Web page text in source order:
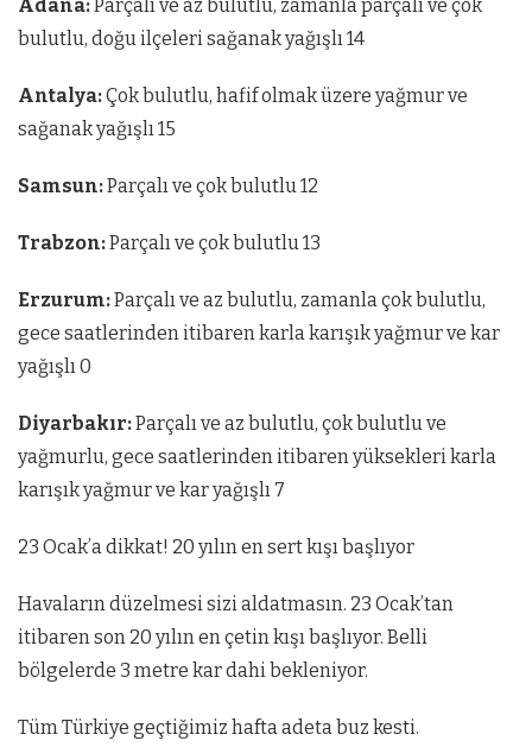
Adana: Parçalı ve az bulutlu, zamanla parçalı ve çok
bulutlu, doğu ilçeleri sağanak yağışlı 14
Antalya:Çok bulutlu, hafif olmak üzere yağmur ve
sağanak yağışlı 15
Samsun:Parçalı ve çok bulutlu 12
Trabzon:Parçalı ve çok bulutlu 13
Erzurum:Parçalı ve az bulutlu, zamanla çok bulutlu,
gece saatlerinden itibaren karla karışık yağmur ve kar
yağışlı 0
Diyarbakır:Parçalı ve az bulutlu, çok bulutlu ve
yağmurlu, gece saatlerinden itibaren yüksekleri karla
karışık yağmur ve kar yağışlı 7
23 Ocak’a dikkat! 20 yılın en sert kışı başlıyor
Havaların düzelmesi sizi aldatmasın. 23 Ocak’tan
itibaren son 20 yılın en çetin kışı başlıyor. Belli
bölgelerde 3 metre kar dahi bekleniyor.
Tüm Türkiye geçtiğimiz hafta adeta buz kesti.